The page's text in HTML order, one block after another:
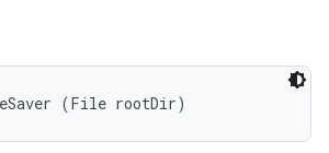
(File rootDir)